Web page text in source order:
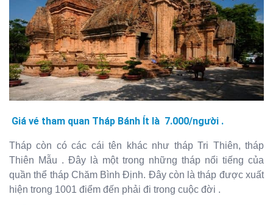
Giá vé tham quan Tháp Bánh Ít là 7.000/người .
Tháp còn có các cái tên khác như tháp Tri Thiên, tháp
Thiên Mẫu . Đây là một trong những tháp nổi tiếng của
quần thể tháp Chăm Bình Định. Đây còn là tháp được xuất
hiện trong 1001 điểm đến phải đi trong cuộc đời .